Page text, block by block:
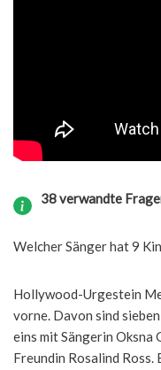
38 verwandte
Welcher Sänger hat 9
Hollywood-Urgestein
vorne. Davon sind
eins mit Sängerin
Freundin Rosalind